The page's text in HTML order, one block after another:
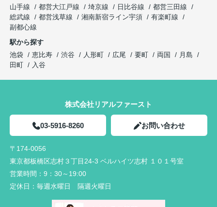
山手線
都営大江戸線 埼京線 日比谷線
都営三田線
総武線
都営浅草線 湘南新宿ライン宇須
有楽町線
副都心線
駅から探す
池袋
恵比寿 渋谷 人形町 広尾 要町 両国
月島
田町
入谷
株式会社リアルファースト
03-5916-8260 お問い合わせ
〒174-0056
東京都板橋区志村３丁目24-3 ベルハイツ志村 １０１号室
営業時間： 9：30～19:00
定休日： 毎週水曜日 隔週火曜日